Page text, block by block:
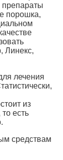
порошка,
Линекс,
лечения
из
есть
средствам